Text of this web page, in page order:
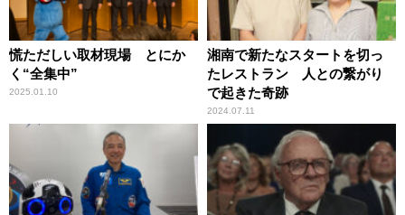
慌ただしい取材現場 とにか
く“全集中”
2025.01.10
湘南で新たなスタートを切っ
たレストラン 人との繋がり
で起きた奇跡
2024.07.11